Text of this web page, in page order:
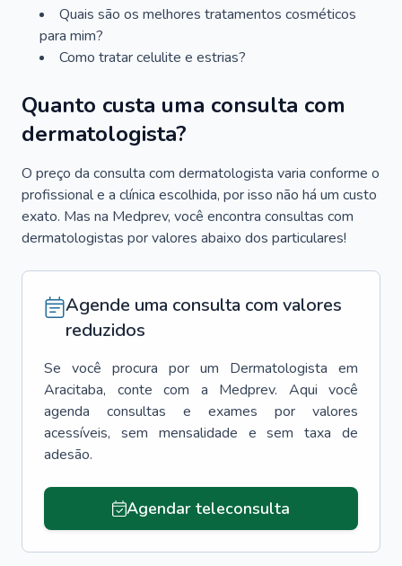
Quais são os melhores tratamentos cosméticos
para mim?
Como tratar celulite e estrias?
Quanto custa uma consulta com
dermatologista?
O preço da consulta com dermatologista varia conforme o
profissional e a clínica escolhida, por isso não há um custo
exato. Mas na Medprev, você encontra consultas com
dermatologistas por valores abaixo dos particulares!
Agende uma consulta com valores
reduzidos
Se você procura por um Dermatologista em
Aracitaba, conte com a Medprev. Aqui você
agenda consultas e exames por valores
acessíveis, sem mensalidade e sem taxa de
adesão.
Agendar teleconsulta